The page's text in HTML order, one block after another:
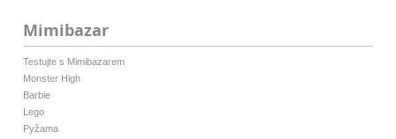
Mimibazar
Testujte s Mimibazarem
Monster High
Barbie
Lego
Pyžama